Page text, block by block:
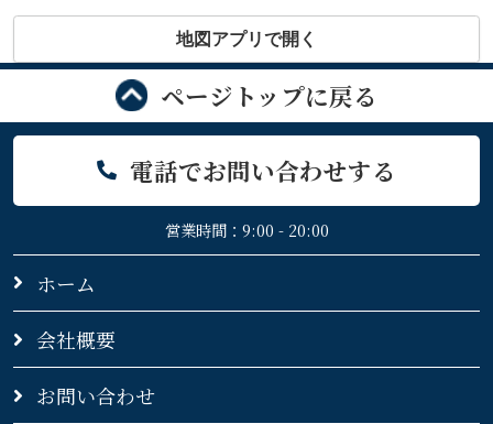
地図アプリで開く
ページトップに戻る
電話でお問い合わせする
営業時間：9:00 - 20:00
ホーム
会社概要
お問い合わせ